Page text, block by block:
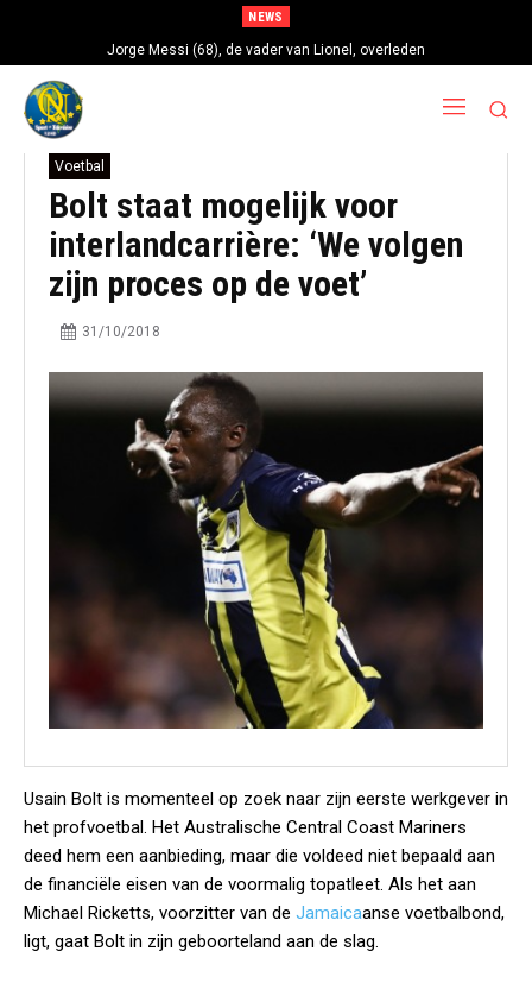
NEWS
Jorge Messi (68), de vader van Lionel, overleden
Voetbal
Bolt staat mogelijk voor
interlandcarrière: ‘We volgen
zijn proces op de voet’
31/10/2018
Usain Bolt is momenteel op zoek naar zijn eerste werkgever in
het profvoetbal. Het Australische Central Coast Mariners
deed hem een aanbieding, maar die voldeed niet bepaald aan
de financiële eisen van de voormalig topatleet. Als het aan
Michael Ricketts, voorzitter van de Jamaicaanse voetbalbond,
ligt, gaat Bolt in zijn geboorteland aan de slag.